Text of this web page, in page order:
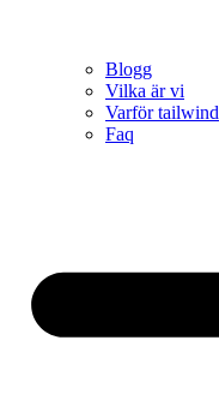
Blogg
Vilka är vi
Varför tailwind
Faq